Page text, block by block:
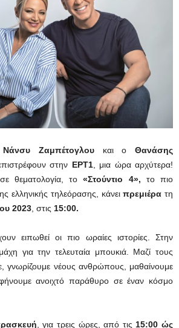
Νάνσυ Ζαμπέτογλουκαι ο Θανάσης
στην ΕΡΤ1, μια ώρα αρχύτερα!
θεματολογία, το«Στούντιο 4», το πιο
ελληνικής τηλεόρασης, κάνειπρεμιέρα τη
2023, στις 15:00.
ειπωθεί οι πιο ωραίες ιστορίες. Στην
για την τελευταία μπουκιά. Μαζί τους
γνωρίζουμε νέους ανθρώπους, μαθαίνουμε
ανοιχτό παράθυρο σε έναν κόσμο
, για τρεις ώρες, από τις15:00 ώς